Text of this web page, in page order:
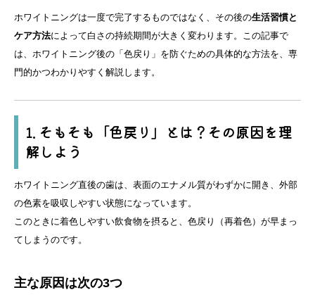
ホワイトニングは一度で完了するものではなく、その後の生活習慣と
ケア方法によって白さの持続期間が大きく変わります。この記事で
は、ホワイトニング後の「色戻り」を防ぐための具体的な方法を、専
門的かつわかりやすく解説します。
1. そもそも「色戻り」とは？その原因を理
解しよう
ホワイトニング直後の歯は、表面のエナメル質がわずかに開き、外部
の色素を吸収しやすい状態になっています。
このときに着色しやすい飲食物を摂ると、色戻り（再着色）が早まっ
てしまうのです。
主な原因は次の3つ